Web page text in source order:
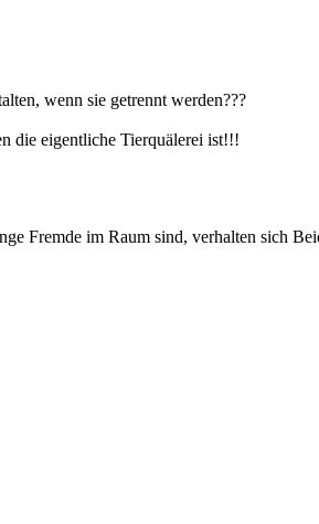
wenn sie getrennt werden???
die eigentliche Tierquälerei ist!!!
Fremde im Raum sind, verhalten sich